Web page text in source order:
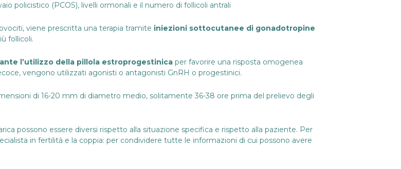
policistico (PCOS), livelli ormonali e il numero di follicoli antrali
viene prescritta una terapia tramite iniezioni sottocutanee di gonadotropine
follicoli.
l’utilizzo della pillola estroprogestinica per favorire una risposta omogenea
vengono utilizzati agonisti o antagonisti GnRH o progestinici.
di 16-20 mm di diametro medio, solitamente 36-38 ore prima del prelievo degli
possono essere diversi rispetto alla situazione specifica e rispetto alla paziente. Per
in fertilità e la coppia: per condividere tutte le informazioni di cui possono avere